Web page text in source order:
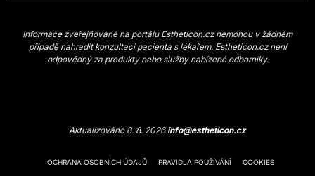
Informace zveřejňované na portálu Estheticon.cz nemohou v žádném
případě nahradit konzultaci pacienta s lékařem. Estheticon.cz není
odpovědný za produkty nebo služby nabízené odborníky.
Aktualizováno 8. 8. 2026info@estheticon.cz
OCHRANA OSOBNÍCH ÚDAJŮ PRAVIDLA POUŽÍVÁNÍ COOKIES